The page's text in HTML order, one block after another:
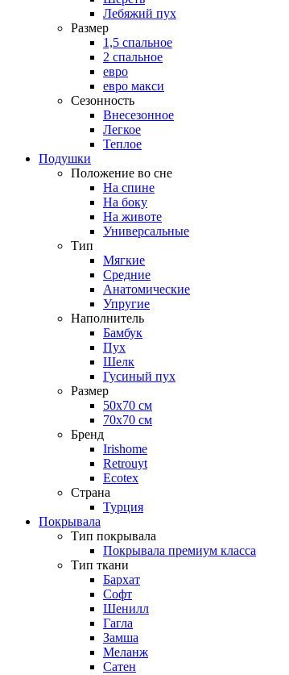
Лебяжий пух
Размер
1,5 спальное
2 спальное
евро
евро макси
Сезонность
Внесезонное
Легкое
Теплое
Подушки
Положение во сне
На спине
На боку
На животе
Универсальные
Тип
Мягкие
Средние
Анатомические
Упругие
Наполнитель
Бамбук
Пух
Шелк
Гусиный пух
Размер
50х70 см
70х70 см
Бренд
Irishome
Retrouyt
Ecotex
Cтрана
Турция
Покрывала
Тип покрывала
Покрывала премиум класса
Тип ткани
Бархат
Софт
Шенилл
Гагла
Замша
Меланж
Сатен